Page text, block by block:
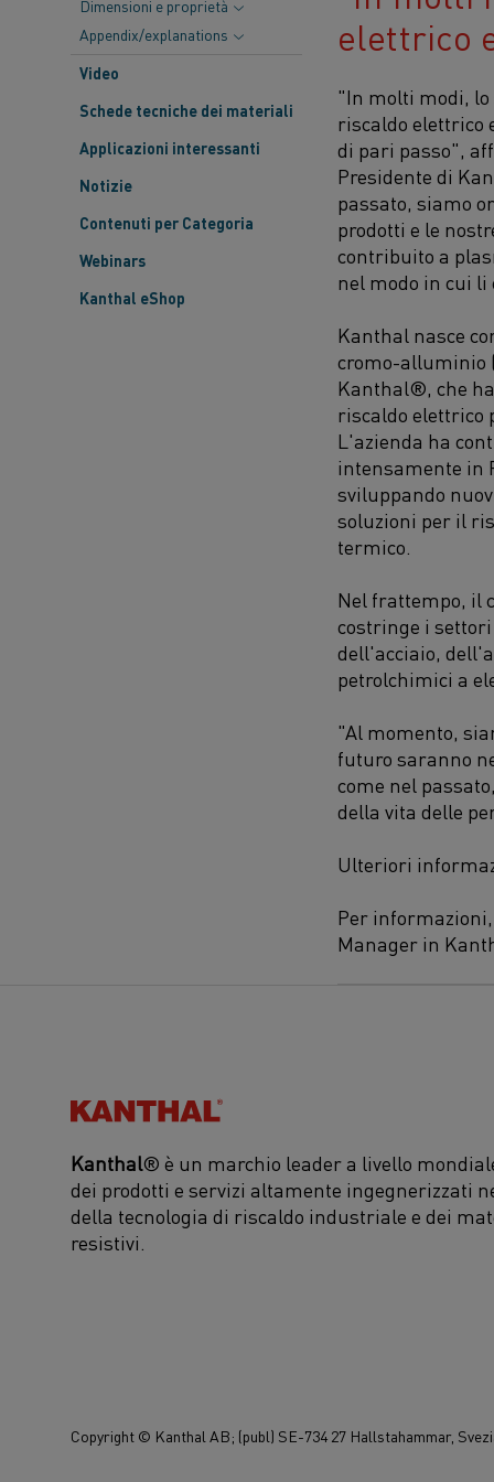
Dimensioni e proprietà
Appendix/explanations
Video
Schede tecniche dei materiali
Applicazioni interessanti
Notizie
Contenuti per Categoria
Webinars
Kanthal eShop
elettrico
"In molti modi, lo
riscaldo elettrico
di pari passo",
Presidente di
passato, siamo
prodotti e le
contribuito a
nel modo in cui li
Kanthal nasce
cromo-alluminio
Kanthal®, che
riscaldo elettrico
L'azienda ha
intensamente in
sviluppando
soluzioni per il
termico.
Nel frattempo, il
costringe i
dell'acciaio,
petrolchimici a
"Al momento,
futuro saranno
come nel
della vita delle
Ulteriori
Per
Manager in
Kanthal®
Kanthal® è un marchio leader a livello
dei prodotti e servizi altamente ingegnerizzati
della tecnologia di riscaldo industriale e dei
resistivi.
Copyright © Kanthal AB; (publ) SE-734 27 Hallstahammar,